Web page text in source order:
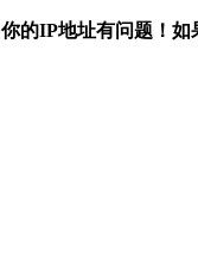
你的IP地址有问题！如